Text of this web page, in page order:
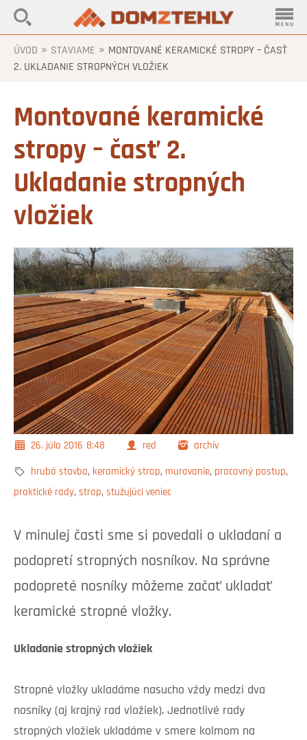
ÚVOD » STAVIAME » MONTOVANÉ KERAMICKÉ STROPY – ČASŤ
2. UKLADANIE STROPNÝCH VLOŽIEK
Montované keramické
stropy – časť 2.
Ukladanie stropných
vložiek
26. júla 2016 8:48 red archív
hrubá stavba, keramický strop, murovanie, pracovný postup,
praktické rady, strop, stužujúci veniec
V minulej časti sme si povedali o ukladaní a
podopretí stropných nosníkov. Na správne
podopreté nosníky môžeme začať ukladať
keramické stropné vložky.
Ukladanie stropných vložiek
Stropné vložky ukladáme nasucho vždy medzi dva
nosníky (aj krajný rad vložiek). Jednotlivé rady
stropných vložiek ukladáme v smere kolmom na